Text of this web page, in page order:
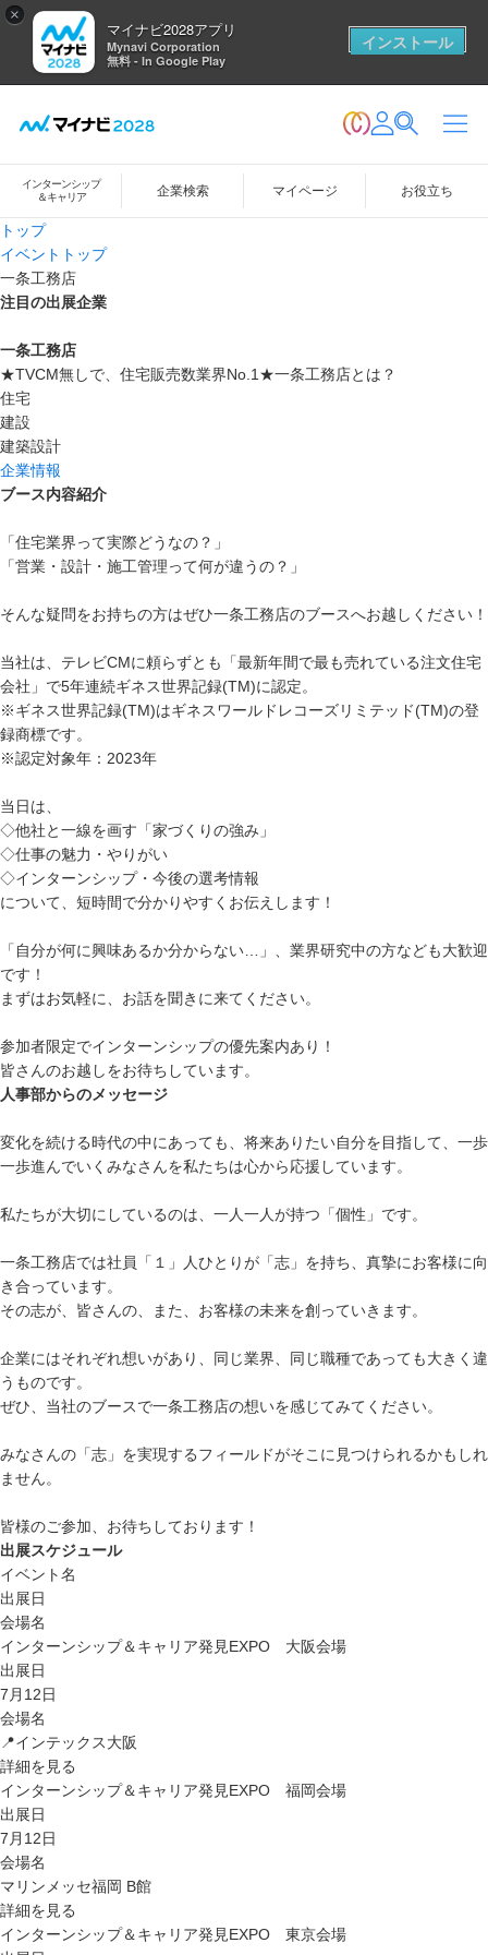
×
マイナビ2028アプリ
Mynavi Corporation
無料 - In Google Play
インストール
インターンシップ
＆キャリア
企業検索 マイページ お役立ち
トップ
イベントトップ
一条工務店
注目の出展企業
一条工務店
★TVCM無しで、住宅販売数業界No.1★一条工務店とは？
住宅
建設
建築設計
企業情報
ブース内容紹介
「住宅業界って実際どうなの？」
「営業・設計・施工管理って何が違うの？」
そんな疑問をお持ちの方はぜひ一条工務店のブースへお越しください！
当社は、テレビCMに頼らずとも「最新年間で最も売れている注文住宅
会社」で5年連続ギネス世界記録(TM)に認定。
※ギネス世界記録(TM)はギネスワールドレコーズリミテッド(TM)の登
録商標です。
※認定対象年：2023年
当日は、
◇他社と一線を画す「家づくりの強み」
◇仕事の魅力・やりがい
◇インターンシップ・今後の選考情報
について、短時間で分かりやすくお伝えします！
「自分が何に興味あるか分からない…」、業界研究中の方なども大歓迎
です！
まずはお気軽に、お話を聞きに来てください。
参加者限定でインターンシップの優先案内あり！
皆さんのお越しをお待ちしています。
人事部からのメッセージ
変化を続ける時代の中にあっても、将来ありたい自分を目指して、一歩
一歩進んでいくみなさんを私たちは心から応援しています。
私たちが大切にしているのは、一人一人が持つ「個性」です。
一条工務店では社員「１」人ひとりが「志」を持ち、真摯にお客様に向
き合っています。
その志が、皆さんの、また、お客様の未来を創っていきます。
企業にはそれぞれ想いがあり、同じ業界、同じ職種であっても大きく違
うものです。
ぜひ、当社のブースで一条工務店の想いを感じてみてください。
みなさんの「志」を実現するフィールドがそこに見つけられるかもしれ
ません。
皆様のご参加、お待ちしております！
出展スケジュール
イベント名
出展日
会場名
インターンシップ＆キャリア発見EXPO 大阪会場
出展日
7月12日
会場名
📍インテックス大阪
詳細を見る
インターンシップ＆キャリア発見EXPO 福岡会場
出展日
7月12日
会場名
マリンメッセ福岡 B館
詳細を見る
インターンシップ＆キャリア発見EXPO 東京会場